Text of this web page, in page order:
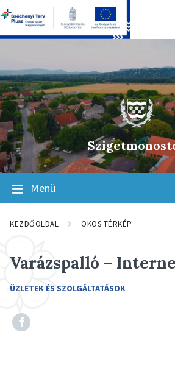
content
main
footer
Menü
KEZDŐOLDAL OKOS TÉRKÉP
Varázspalló –
ÜZLETEK ÉS SZOLGÁLTATÁSOK
Facebook